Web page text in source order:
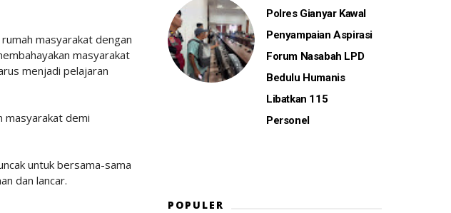
masyarakat dengan
masyarakat
menjadi pelajaran
masyarakat demi
untuk bersama-sama
dan lancar.
Polres Gianyar Kawal
Penyampaian Aspirasi
Forum Nasabah LPD
Bedulu Humanis
Libatkan 115
Personel
POPULER